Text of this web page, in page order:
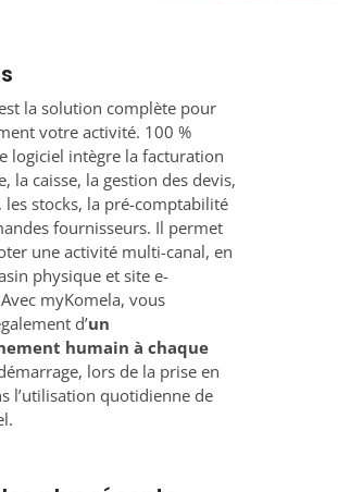
la solution complète pour
votre activité. 100 %
logiciel intègre la facturation
la caisse, la gestion des devis,
les stocks, la pré-comptabilité
fournisseurs. Il permet
une activité multi-canal, en
physique et site e-
myKomela, vous
d’un
humain à chaque
lors de la prise en
l’utilisation quotidienne de